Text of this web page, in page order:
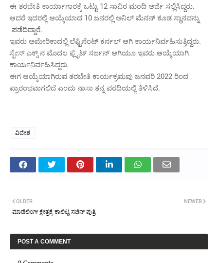
ಈ ತರಬೇತಿ ಕಾರ್ಯಾಗಾರಕ್ಕೆ ಒಟ್ಟು 12 ಸಾವಿರ ಮಂದಿ ಅರ್ಜಿ ಸಲ್ಲಿಸಿದ್ದರು.
ಆದರೆ ಇದರಲ್ಲಿ ಆಯ್ಕೆಯಾದ 10 ಜನರಲ್ಲಿ ಅನಿಲ್ ಮೆನನ್ ಕೂಡ ಸ್ಥಾನವನ್ನು
ಪಡೆದಿದ್ದಾರೆ.
ಇವರು ಅಮೇರಿಕಾದಲ್ಲಿ ಲೆಫ್ಟಿನೆಂಟ್ ಕರ್ನಲ್ ಆಗಿ ಕಾರ್ಯನಿರ್ವಹಿಸುತ್ತಿದ್ದರು.
ಸ್ಪೇಸ್ ಎಕ್ಸ್ ನ ಮೊದಲ ಫ್ಲೈಟ್ ಸರ್ಜನ್ ಆಗಿಯೂ ಇವರು ಆಯ್ಕೆಯಾಗಿ
ಕಾರ್ಯನಿರ್ವಹಿಸಿದ್ದರು.
ಈಗ ಆಯ್ಕೆಯಾಗಿರುವ ತರಬೇತಿ ಕಾರ್ಯಕ್ರಮವು ಜನವರಿ 2022 ರಿಂದ
ಪ್ರಾರಂಭವಾಗಲಿದೆ ಎಂದು ನಾಸಾ ತನ್ನ ವರದಿಯಲ್ಲಿ ತಿಳಿಸಿದೆ.
ವಿದೇಶ
NEWER
OLDER
ಮಾಡೆಲಿಂಗ್ ಕ್ಷೇತ್ರಕ್ಕೆ ಕಾಲಿಟ್ಟ ಸಚಿನ್ ಪುತ್ರಿ
POST A COMMENT